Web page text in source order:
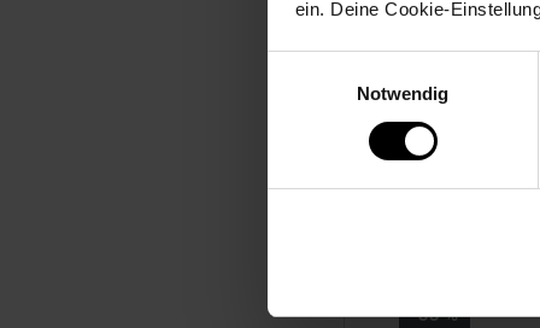
ein. Deine Cookie-
Notwendig
Primewire USB 2.0
Scanner Kabel mit
-33 %
Sie Sparen 33